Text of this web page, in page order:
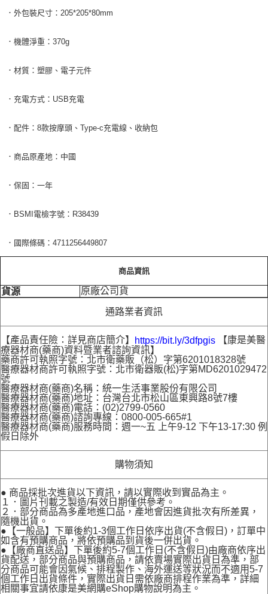
．外包裝尺寸：205*205*80mm
．機體淨重：370g
．材質：塑膠、電子元件
．充電方式：USB充電
．配件：8款按摩頭、Type-c充電線、收納包
．商品原產地：中國
．保固：一年
．BSMI電檢字號：R38439
．國際條碼：4711256449807
商品資訊
貨源 原廠公司貨
通路業者資訊
【產品責任險：詳見商店簡介】 https://bit.ly/3dfpgis 【康是美醫
療器材商(藥商)資料暨業者諮詢資訊】
藥商許可執照字號：北市衛藥販（松）字第6201018328號
醫療器材商許可執照字號：北市衛器販(松)字第MD6201029472
號
醫療器材商(藥商)名稱：統一生活事業股份有限公司
醫療器材商(藥商)地址：台灣台北市松山區東興路8號7樓
醫療器材商(藥商)電話：(02)2799-0560
醫療器材商(藥商)諮詢專線：0800-005-665#1
醫療器材商(藥商)服務時間：週一~五 上午9-12 下午13-17:30 例
假日除外
購物須知
● 商品採批次進貨以下資訊，請以實際收到實品為主。
１．圖片刊載之製造/有效日期僅供參考。
２．部分商品為多產地進口品，產地會因進貨批次有所差異，
隨機出貨。
●【一般品】下單後約1-3個工作日依序出貨(不含假日)，訂單中
如含有預購商品，將依預購品到貨後一併出貨。
●【廠商直送品】下單後約5-7個工作日(不含假日)由廠商依序出
貨配送，部分商品與預購商品，請依賣場實際出貨日為準，部
分商品可能會因氣候、排程製作、海外運送等狀況而不適用5-7
個工作日出貨條件，實際出貨日需依廠商排程作業為準，詳細
相關事宜請依康是美網購eShop購物說明為主。